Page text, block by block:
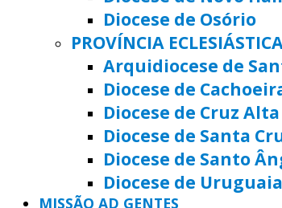
Diocese de Osório
PROVÍNCIA
Arquidiocese de
Diocese de
Diocese de Cruz Alta
Diocese de Santa
Diocese de Santo
Diocese de
MISSÃO AD GENTES